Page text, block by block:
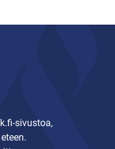
sivustoa,